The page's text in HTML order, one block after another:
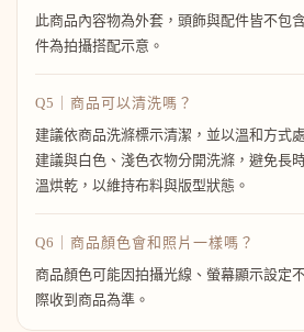
此商品內容物為外套，頭飾與配件皆不包
件為拍攝搭配示意。
Q5｜商品可以清洗嗎？
建議依商品洗滌標示清潔，並以溫和方式
建議與白色、淺色衣物分開洗滌，避免長
溫烘乾，以維持布料與版型狀態。
Q6｜商品顏色會和照片一樣嗎？
商品顏色可能因拍攝光線、螢幕顯示設定
際收到商品為準。